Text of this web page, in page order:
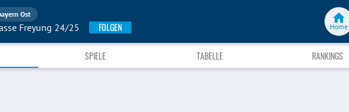
Ost
Freyung 24/25 FOLGEN Home
SPIELE TABELLE RANKINGS